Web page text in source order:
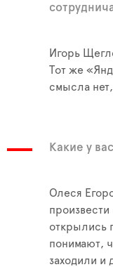
Игорь
Тот же
смысла
Какие у
Олеся
открылись
понимают,
заходили и